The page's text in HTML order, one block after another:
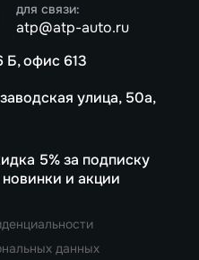
для связи:
atp@atp-auto.ru
Б, офис 613
улица, 50а,
5% за подписку
новинки и акции
данных